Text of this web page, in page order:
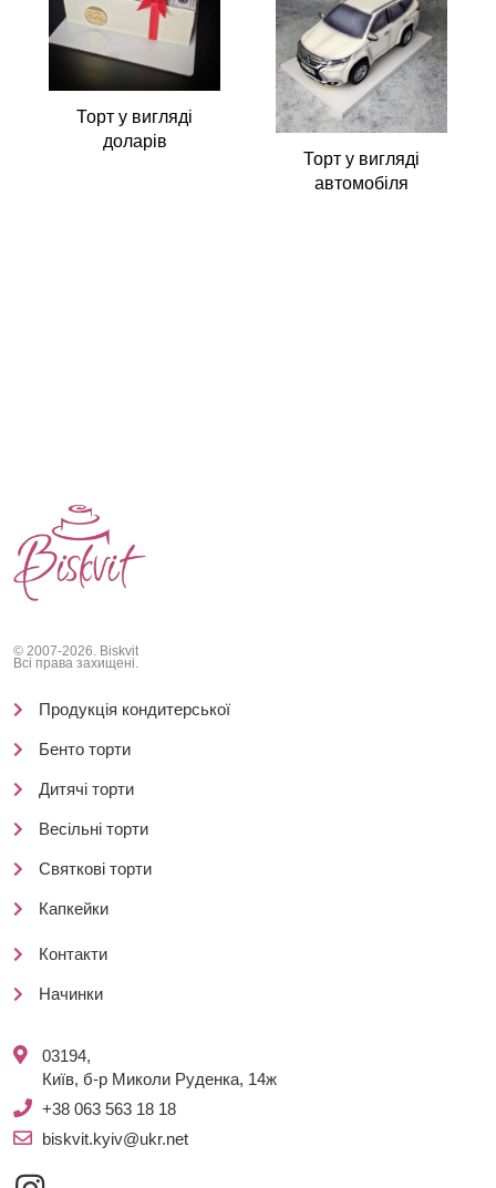
Торт у вигляді
доларів
Торт у вигляді
автомобіля
© 2007-2026. Biskvit
Всі права захищені.
Продукція кондитерської
Бенто торти
Дитячі торти
Весільні торти
Святкові торти
Капкейки
Контакти
Начинки
03194,
Київ, б-р Миколи Руденка, 14ж
+38 063 563 18 18
biskvit.kyiv@ukr.net